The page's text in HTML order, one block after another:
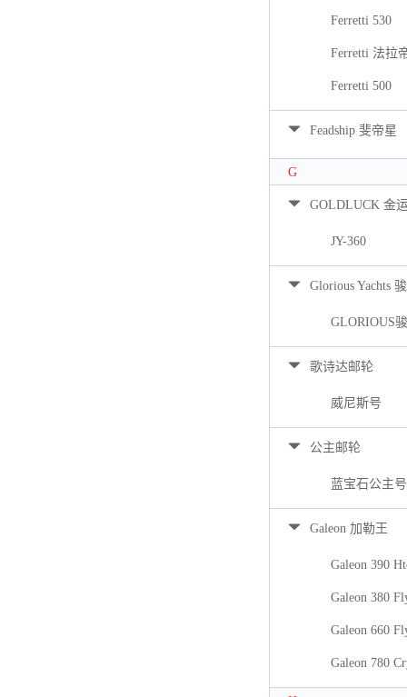
Ferretti 530
Ferretti 法拉
Ferretti 500
Feadship 斐帝星
G
GOLDLUCK 金
JY-360
Glorious Yachts
GLORIOUS
歌诗达邮轮
威尼斯号
公主邮轮
蓝宝石公主号
Galeon 加勒王
Galeon 390
Galeon 380
Galeon 660
Galeon 780